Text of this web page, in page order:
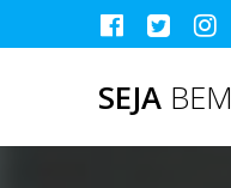
to
SEJA BEM